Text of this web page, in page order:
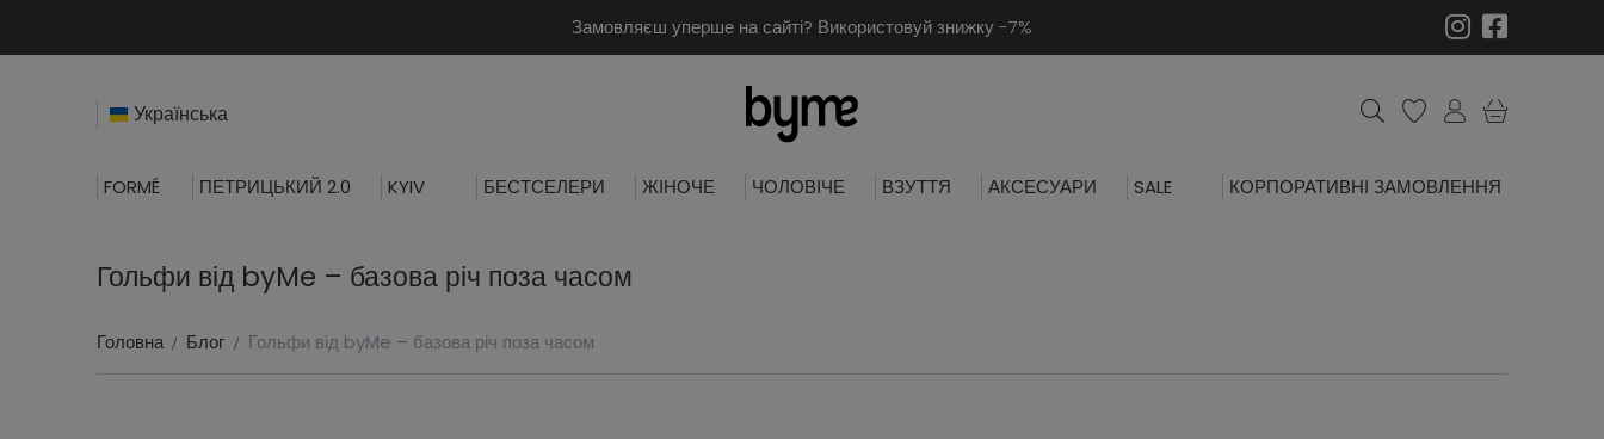
Замовляєш уперше на сайті? Використовуй знижку -7%
Українська
FORMÉ ПЕТРИЦЬКИЙ 2.0 KYIV БЕСТСЕЛЕРИ ЖІНОЧЕ ЧОЛОВІЧЕ ВЗУТТЯ АКСЕСУАРИ SALE КОРПОРАТИВНІ ЗАМОВЛЕННЯ
Гольфи від byMe – базова річ поза часом
Головна Блог Гольфи від byMe – базова річ поза часом